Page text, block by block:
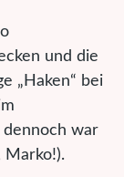
und die
„Haken“ bei
dennoch war
Marko!).